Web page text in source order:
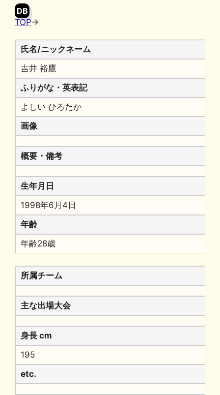
DB
TOP→
氏名/ニックネーム
吉井 裕鷹
ふりがな・英表記
よしい ひろたか
画像
概要・備考
生年月日
1998年6月4日
年齢
年齢28歳
所属チーム
主な出場大会
身長 cm
195
etc.